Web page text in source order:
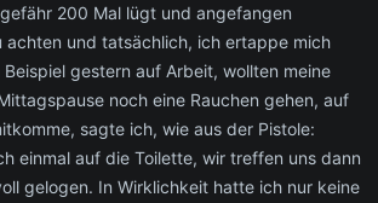
200 Mal lügt und angefangen
achten und tatsächlich, ich ertappe mich
Beispiel gestern auf Arbeit, wollten meine
noch eine Rauchen gehen, auf
sagte ich, wie aus der Pistole:
einmal auf die Toilette, wir treffen uns dann
gelogen. In Wirklichkeit hatte ich nur keine